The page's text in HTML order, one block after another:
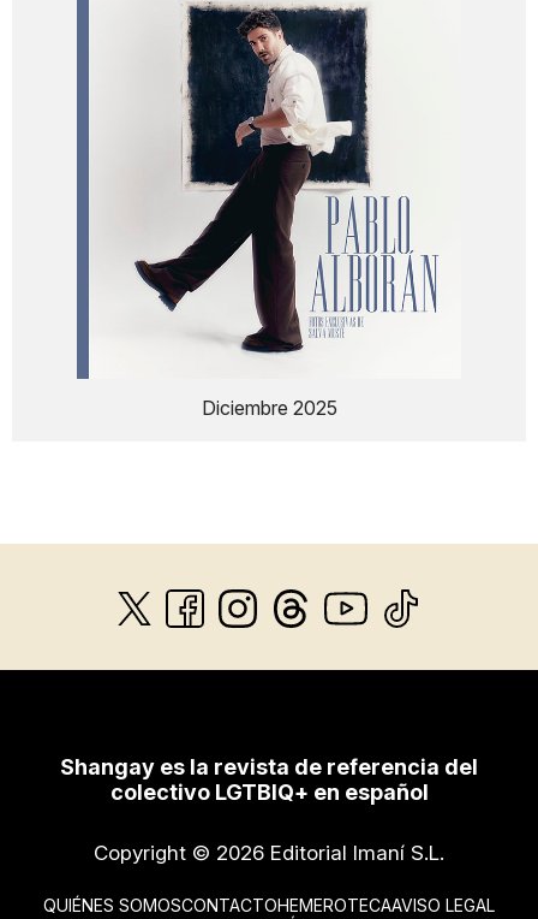
Diciembre 2025
Shangay es la revista de referencia del
colectivo LGTBIQ+ en español
Copyright © 2026 Editorial Imaní S.L.
QUIÉNES SOMOSCONTACTOHEMEROTECAAVISO LEGAL